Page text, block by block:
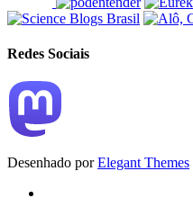
Redes Sociais
Desenhado porElegant Themes